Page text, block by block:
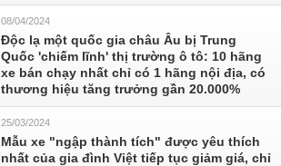
08/04/2024
Độc lạ một quốc gia châu Âu bị Trung
Quốc 'chiếm lĩnh' thị trường ô tô: 10 hãng
xe bán chạy nhất chỉ có 1 hãng nội địa, có
thương hiệu tăng trưởng gần 20.000%
25/03/2024
Mẫu xe "ngập thành tích" được yêu thích
nhất của gia đình Việt tiếp tục giảm giá, chỉ